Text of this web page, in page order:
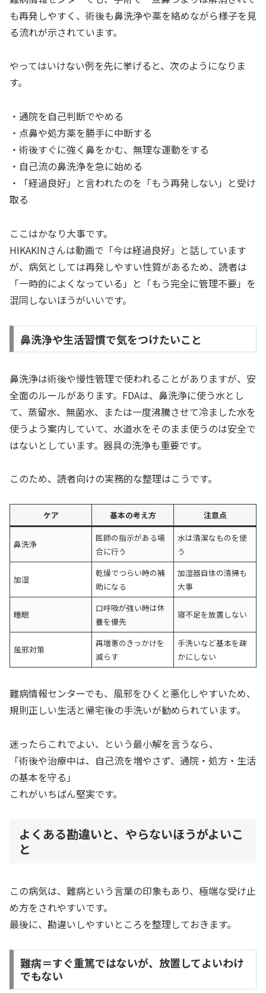
も再発しやすく、術後も鼻洗浄や薬を絡めながら様子を見
る流れが示されています。
やってはいけない例を先に挙げると、次のようになりま
す。
・通院を自己判断でやめる
・点鼻や処方薬を勝手に中断する
・術後すぐに強く鼻をかむ、無理な運動をする
・自己流の鼻洗浄を急に始める
・「経過良好」と言われたのを「もう再発しない」と受け
取る
ここはかなり大事です。
HIKAKINさんは動画で「今は経過良好」と話しています
が、病気としては再発しやすい性質があるため、読者は
「一時的によくなっている」と「もう完全に管理不要」を
混同しないほうがいいです。
鼻洗浄や生活習慣で気をつけたいこと
鼻洗浄は術後や慢性管理で使われることがありますが、安
全面のルールがあります。FDAは、鼻洗浄に使う水とし
て、蒸留水、無菌水、または一度沸騰させて冷ました水を
使うよう案内していて、水道水をそのまま使うのは安全で
はないとしています。器具の洗浄も重要です。
このため、読者向けの実務的な整理はこうです。
ケア 基本の考え方 注意点
鼻洗浄
医師の指示がある場
合に行う
水は清潔なものを使
う
加湿
乾燥でつらい時の補
助になる
加湿器自体の清掃も
大事
睡眠
口呼吸が強い時は休
養を優先
寝不足を放置しない
風邪対策
再増悪のきっかけを
減らす
手洗いなど基本を疎
かにしない
難病情報センターでも、風邪をひくと悪化しやすいため、
規則正しい生活と帰宅後の手洗いが勧められています。
迷ったらこれでよい、という最小解を言うなら、
「術後や治療中は、自己流を増やさず、通院・処方・生活
の基本を守る」
これがいちばん堅実です。
よくある勘違いと、やらないほうがよいこ
と
この病気は、難病という言葉の印象もあり、極端な受け止
め方をされやすいです。
最後に、勘違いしやすいところを整理しておきます。
難病＝すぐ重篤ではないが、放置してよいわけ
でもない